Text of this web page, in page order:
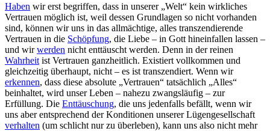
Haben wir erst begriffen, dass in unserer „Welt“ kein wirkliches
Vertrauen möglich ist, weil dessen Grundlagen so nicht vorhanden
sind, können wir uns in das allmächtige, alles transzendierende
Vertrauen in die Schöpfung, die Liebe – in Gott hineinfallen lassen –
und wirwerden nicht enttäuscht werden. Denn in der reinen
Wahrheit ist Vertrauen ganzheitlich. Existiert vollkommen und
gleichzeitig überhaupt, nicht – es ist transzendiert. Wenn wir
erkennen, dass diese absolute „Vertrauen“ tatsächlich „Alles“
beinhaltet, wird unser Leben – nahezu zwangsläufig – zur
Erfüllung. Die Enttäuschung, die uns jedenfalls befällt, wenn wir
uns aber entsprechend der Konditionen unserer Lügengesellschaft
verhalten (um schlicht nur zu überleben), kann uns also nicht mehr